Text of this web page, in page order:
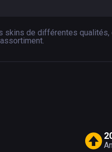
de différentes
2